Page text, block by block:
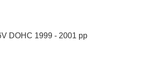
DOHC 1999 - 2001 рр